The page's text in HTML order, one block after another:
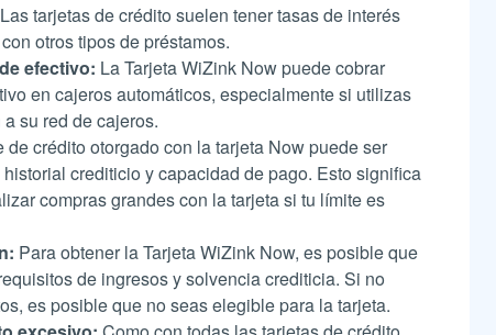
tarjetas de crédito suelen tener tasas de interés
otros tipos de préstamos.
efectivo: La Tarjeta WiZink Now puede cobrar
en cajeros automáticos, especialmente si utilizas
su red de cajeros.
de crédito otorgado con la tarjeta Now puede ser
crediticio y capacidad de pago. Esto significa
compras grandes con la tarjeta si tu límite es
Para obtener la Tarjeta WiZink Now, es posible que
de ingresos y solvencia crediticia. Si no
es posible que no seas elegible para la tarjeta.